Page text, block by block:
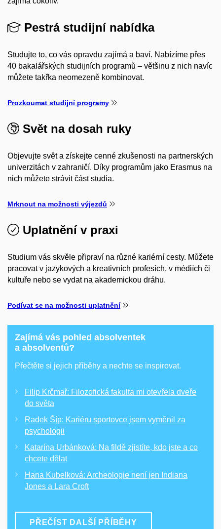
Pestrá studijní nabídka
Studujte to, co vás opravdu zajímá a baví. Nabízíme přes
40 bakalářských studijních programů – většinu z nich navíc
můžete takřka neomezeně kombinovat.
Prozkoumat studijní programy
Svět na dosah ruky
Objevujte svět a získejte cenné zkušenosti na partnerských
univerzitách v zahraničí. Díky programům jako Erasmus na
nich můžete strávit část studia.
Mrknout na možnosti výjezdů
Uplatnění v praxi
Studium vás skvěle připraví na různé kariérní cesty. Můžete
pracovat v jazykových a kreativních profesích, v médiích či
kultuře nebo se vydat na akademickou dráhu.
Podívat se na možnosti uplatnění
Zajímá vás pohled absolventek
a absolventů?
Přečtěte si jejich příběhy a nechte se inspirovat.
Filip Krčmař: Filozofická fakulta mi otevřela dveře
do světa
Radek Šíp: Kariéru sportovce jsem vyměnil za
psychologii
Katarína Urbánková: Na fildě zjistíte, kdo jste a co
chcete dělat
Hana Kubelková: Archeologie není jen Indiana
Jones a Lara Croft
PŘEČÍST DALŠÍ PŘÍBĚHY